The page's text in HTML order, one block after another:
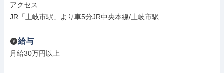
アクセス
JR「土岐市駅」より車5分JR中央本線/土岐市駅
給与
月給30万円以上